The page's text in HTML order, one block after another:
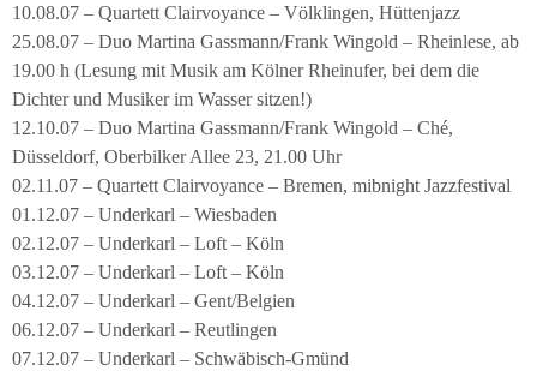
10.08.07 – Quartett Clairvoyance – Völklingen, Hüttenjazz
25.08.07 – Duo Martina Gassmann/Frank Wingold – Rheinlese, ab
19.00 h (Lesung mit Musik am Kölner Rheinufer, bei dem die
Dichter und Musiker im Wasser sitzen!)
12.10.07 – Duo Martina Gassmann/Frank Wingold – Ché,
Düsseldorf, Oberbilker Allee 23, 21.00 Uhr
02.11.07 – Quartett Clairvoyance – Bremen, mibnight Jazzfestival
01.12.07 – Underkarl – Wiesbaden
02.12.07 – Underkarl – Loft – Köln
03.12.07 – Underkarl – Loft – Köln
04.12.07 – Underkarl – Gent/Belgien
06.12.07 – Underkarl – Reutlingen
07.12.07 – Underkarl – Schwäbisch-Gmünd